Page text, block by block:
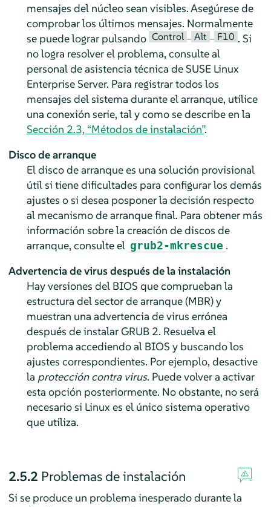
mensajes del núcleo sean visibles. Asegúrese de
comprobar los últimos mensajes. Normalmente
se puede lograr pulsando Control – Alt – F10 . Si
no logra resolver el problema, consulte al
personal de asistencia técnica de SUSE Linux
Enterprise Server. Para registrar todos los
mensajes del sistema durante el arranque, utilice
una conexión serie, tal y como se describe en la
Sección 2.3, “Métodos de instalación”.
Disco de arranque
El disco de arranque es una solución provisional
útil si tiene dificultades para configurar los demás
ajustes o si desea posponer la decisión respecto
al mecanismo de arranque final. Para obtener más
información sobre la creación de discos de
arranque, consulte el grub2-mkrescue .
Advertencia de virus después de la instalación
Hay versiones del BIOS que comprueban la
estructura del sector de arranque (MBR) y
muestran una advertencia de virus errónea
después de instalar GRUB 2. Resuelva el
problema accediendo al BIOS y buscando los
ajustes correspondientes. Por ejemplo, desactive
la protección contra virus. Puede volver a activar
esta opción posteriormente. No obstante, no será
necesario si Linux es el único sistema operativo
que utiliza.
2.5.2 Problemas de instalación
Si se produce un problema inesperado durante la